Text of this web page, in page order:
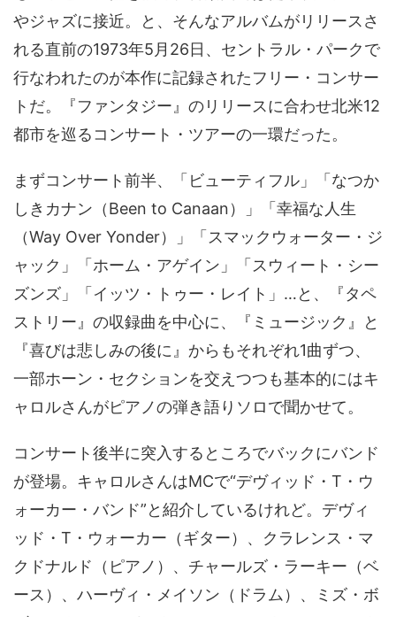
やジャズに接近。と、そんなアルバムがリリースさ
れる直前の1973年5月26日、セントラル・パークで
行なわれたのが本作に記録されたフリー・コンサー
トだ。『ファンタジー』のリリースに合わせ北米12
都市を巡るコンサート・ツアーの一環だった。
まずコンサート前半、「ビューティフル」「なつか
しきカナン（Been to Canaan）」「幸福な人生
（Way Over Yonder）」「スマックウォーター・ジ
ャック」「ホーム・アゲイン」「スウィート・シー
ズンズ」「イッツ・トゥー・レイト」…と、『タペ
ストリー』の収録曲を中心に、『ミュージック』と
『喜びは悲しみの後に』からもそれぞれ1曲ずつ、
一部ホーン・セクションを交えつつも基本的にはキ
ャロルさんがピアノの弾き語りソロで聞かせて。
コンサート後半に突入するところでバックにバンド
が登場。キャロルさんはMCで“デヴィッド・T・ウ
ォーカー・バンド”と紹介しているけれど。デヴィ
ッド・T・ウォーカー（ギター）、クラレンス・マ
クドナルド（ピアノ）、チャールズ・ラーキー（ベ
ース）、ハーヴィ・メイソン（ドラム）、ミズ・ボ